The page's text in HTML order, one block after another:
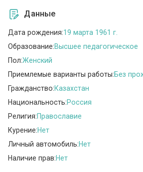
Данные
Дата рождения:19 марта 1961 г.
Образование:Высшее педагогическое
Пол:Женский
Приемлемые варианты работы:Без
Гражданство:Казахстан
Национальность:Россия
Религия:Православие
Курение:Нет
Личный автомобиль:Нет
Наличие прав:Нет